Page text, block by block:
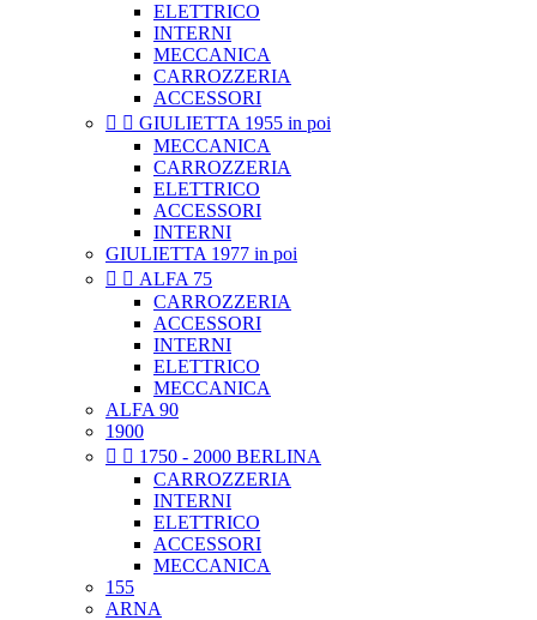
ELETTRICO
INTERNI
MECCANICA
CARROZZERIA
ACCESSORI
  GIULIETTA 1955 in poi
MECCANICA
CARROZZERIA
ELETTRICO
ACCESSORI
INTERNI
GIULIETTA 1977 in poi
  ALFA 75
CARROZZERIA
ACCESSORI
INTERNI
ELETTRICO
MECCANICA
ALFA 90
1900
  1750 - 2000 BERLINA
CARROZZERIA
INTERNI
ELETTRICO
ACCESSORI
MECCANICA
155
ARNA